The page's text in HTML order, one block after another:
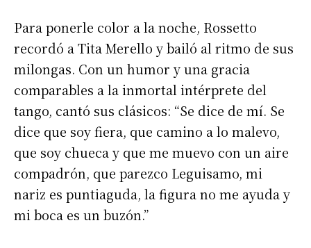
Para ponerle color a la noche, Rossetto
recordó a Tita Merello y bailó al ritmo de sus
milongas. Con un humor y una gracia
comparables a la inmortal intérprete del
tango, cantó sus clásicos: “Se dice de mí. Se
dice que soy fiera, que camino a lo malevo,
que soy chueca y que me muevo con un aire
compadrón, que parezco Leguisamo, mi
nariz es puntiaguda, la figura no me ayuda y
mi boca es un buzón.”